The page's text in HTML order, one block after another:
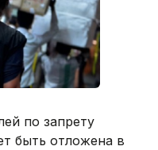
по запрету
быть отложена в